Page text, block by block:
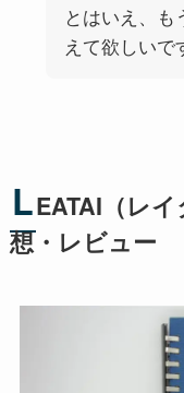
とはいえ、も
えて欲しいで
LEATAI（レ
想・レビュー